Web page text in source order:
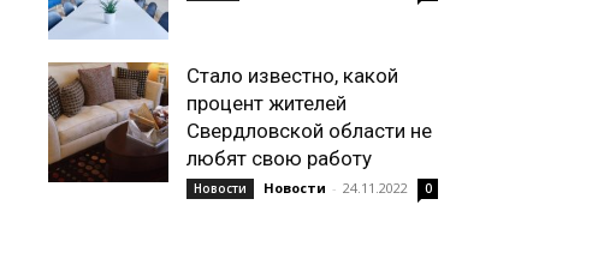
Стало известно, какой
процент жителей
Свердловской области не
любят свою работу
Новости Новости - 24.11.2022 0